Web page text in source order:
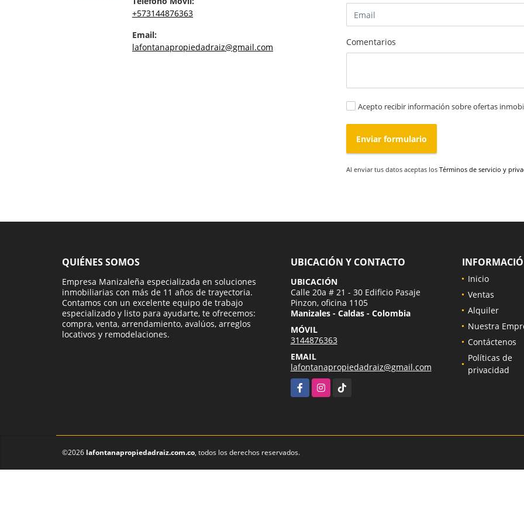
+573144876363
Email:
lafontanapropiedadraiz@gmail.com
Comentarios
Acepto recibir información sobre ofertas
Enviar formulario
Al enviar tus datos aceptas los Términos de servicio y
QUIÉNES SOMOS
Empresa Manizaleña especializada en soluciones
inmobiliarias con más de 11 años de trayectoria.
Contamos con un excelente equipo de trabajo
especializado y listo para ayudarte, te ofrecemos:
compra, venta, arrendamiento, avalúos, arreglos
locativos y remodelaciones.
UBICACIÓN Y CONTACTO
UBICACIÓN
Calle 20a # 21 - 30 Edificio Pasaje
Pinzon, oficina 1105
Manizales - Caldas - Colombia
MÓVIL
3144876363
EMAIL
lafontanapropiedadraiz@gmail.com
FacebookInstagram
TikTok
Inicio
Ventas
Alquiler
Nuestra
Contáctenos
Políticas de
privacidad
©2026 lafontanapropiedadraiz.com.co, todos los derechos reservados.